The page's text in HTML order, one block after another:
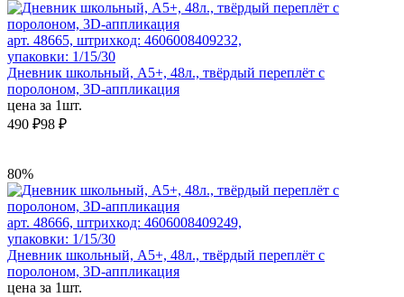
арт. 48665, штрихкод: 4606008409232,
упаковки: 1/15/30
Дневник школьный, А5+, 48л., твёрдый переплёт с
поролоном, 3D-аппликация
цена за 1шт.
490 ₽98 ₽
80%
арт. 48666, штрихкод: 4606008409249,
упаковки: 1/15/30
Дневник школьный, А5+, 48л., твёрдый переплёт с
поролоном, 3D-аппликация
цена за 1шт.